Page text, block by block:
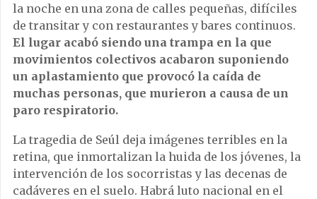
la noche en una zona de calles pequeñas, difíciles
de transitar y con restaurantes y bares continuos.
El lugar acabó siendo una trampa en la que
movimientos colectivos acabaron suponiendo
un aplastamiento que provocó la caída de
muchas personas, que murieron a causa de un
paro respiratorio.
La tragedia de Seúl deja imágenes terribles en la
retina, que inmortalizan la huida de los jóvenes, la
intervención de los socorristas y las decenas de
cadáveres en el suelo. Habrá luto nacional en el